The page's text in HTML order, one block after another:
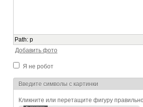
Path: p
Добавить фото
Я не робот
Я спамер
Введите символы с картинки
Кликните или перетащите фигуру